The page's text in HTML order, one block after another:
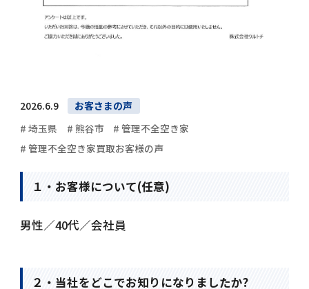
2026.6.9
お客さまの声
# 埼玉県
# 熊谷市
# 管理不全空き家
# 管理不全空き家買取お客様の声
１・お客様について(任意)
男性／40代／会社員
２・当社をどこでお知りになりましたか?